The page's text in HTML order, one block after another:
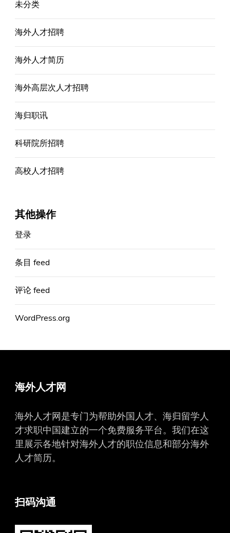
未分类
海外人才招聘
海外人才简历
海外高层次人才招聘
海归职讯
科研院所招聘
高校人才招聘
其他操作
登录
条目 feed
评论 feed
WordPress.org
海外人才网
海外人才网是专门为帮助外国人才、海归留学人
才求职中国建立的一个免费服务平台。我们在这
里展示各地针对海外人才的职位信息和部分海外
人才简历。
扫码沟通